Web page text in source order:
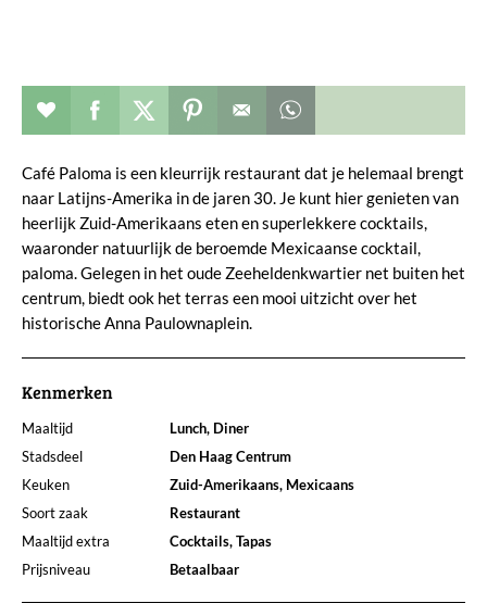
Restaurant toevoegen aan favorieten
Deel dit op facebook
Deel dit op twitter
Deel dit op pinterest
Café Paloma is een kleurrijk restaurant dat je helemaal brengt
naar Latijns-Amerika in de jaren 30. Je kunt hier genieten van
heerlijk Zuid-Amerikaans eten en superlekkere cocktails,
waaronder natuurlijk de beroemde Mexicaanse cocktail,
paloma. Gelegen in het oude Zeeheldenkwartier net buiten het
centrum, biedt ook het terras een mooi uitzicht over het
historische Anna Paulownaplein.
Kenmerken
Maaltijd
Lunch, Diner
Stadsdeel
Den Haag Centrum
Keuken
Zuid-Amerikaans, Mexicaans
Soort zaak
Restaurant
Maaltijd extra
Cocktails, Tapas
Prijsniveau
Betaalbaar